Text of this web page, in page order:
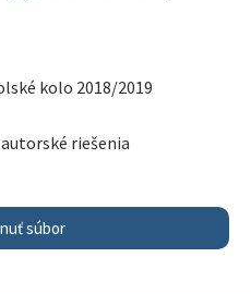
kolo 2018/2019
riešenia
súbor